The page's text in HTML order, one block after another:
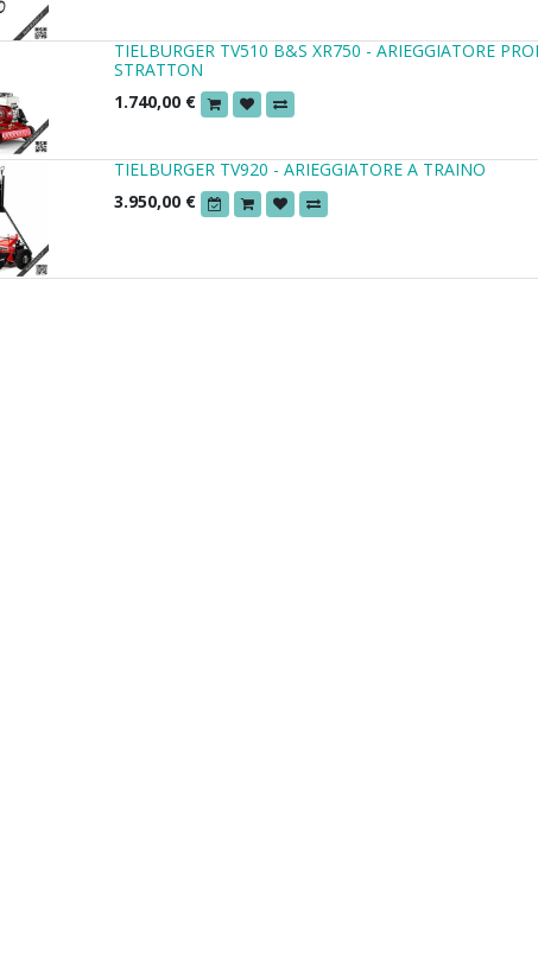
TIELBURGER TV510 B&S XR750 - ARIEGGIATORE
STRATTON
1.740,00 €
TIELBURGER TV920 - ARIEGGIATORE A TRAINO
3.950,00 €